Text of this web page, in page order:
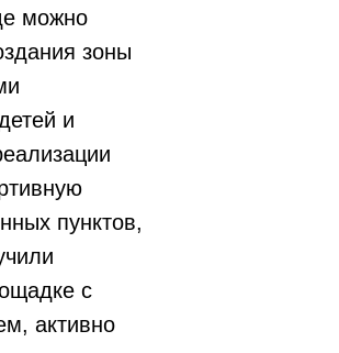
можно
зоны
и
пунктов,
с
активно